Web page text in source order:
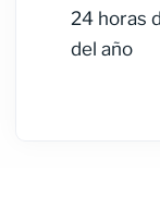
24 horas
del año